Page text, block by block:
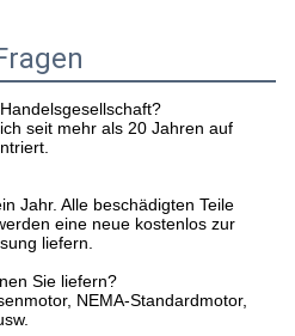
seit mehr als 20 Jahren auf
Jahr. Alle beschädigten Teile
eine neue kostenlos zur
liefern.
Sie liefern?
NEMA-Standardmotor,